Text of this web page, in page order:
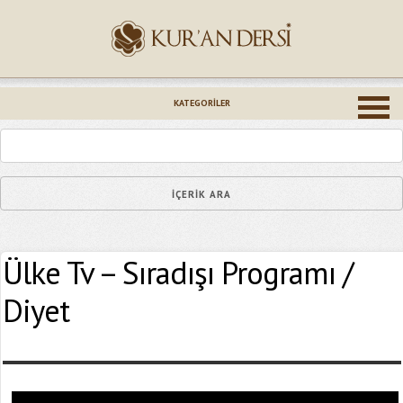
KATEGORILER
Ülke Tv – Sıradışı Programı /
Diyet
Epostanız (*)
Yaşadığınız Hatanın Ayrıntıları